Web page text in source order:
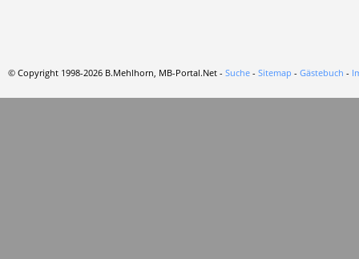
© Copyright 1998-2026 B.Mehlhorn, MB-Portal.Net - Suche - Sitemap - Gästebuch -